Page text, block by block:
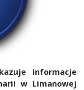
informacje
w Limanowej